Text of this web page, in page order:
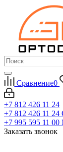
Сравнение0
+7 812 426 11 24
+7 812 426 11 24
+7 995 595 11 00
Заказать звонок